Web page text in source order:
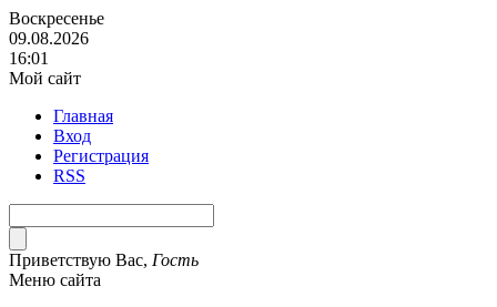
Воскресенье
09.08.2026
16:01
Мой сайт
Главная
Вход
Регистрация
RSS
Приветствую Вас, Гость
Меню сайта